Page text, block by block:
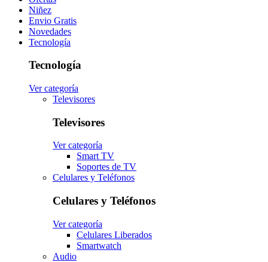
Niñez
Envio Gratis
Novedades
Tecnología
Tecnología
Ver categoría
Televisores
Televisores
Ver categoría
Smart TV
Soportes de TV
Celulares y Teléfonos
Celulares y Teléfonos
Ver categoría
Celulares Liberados
Smartwatch
Audio